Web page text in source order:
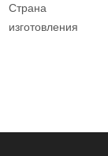
Страна
изготовления